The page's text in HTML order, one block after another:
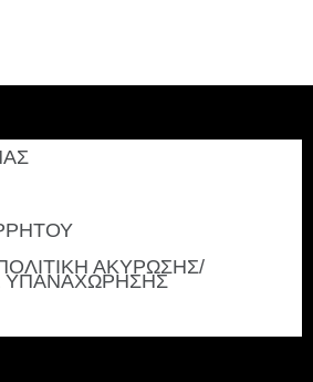
ΑΚΥΡΩΣΗΣ/
ΥΠΑΝΑΧΩΡΗΣΗΣ